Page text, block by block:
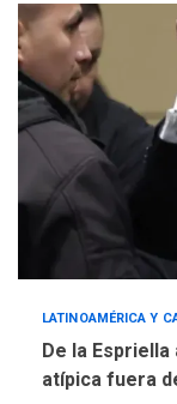
LATINOAMÉRICA Y
De la
atípica fuera